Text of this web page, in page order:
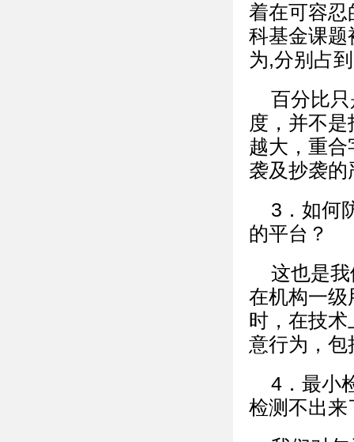
着在可容忍
科基金课题
为,分别占
百分比
度，并不
越大，重
袭及抄袭
3．如何
的平台？
这也是
在机构一级
时，在技
意行为，包
4．最小
检测不出来